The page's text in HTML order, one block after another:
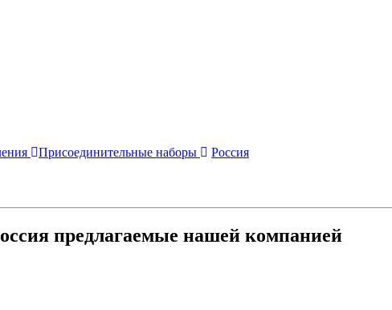
Присоединительные наборы Россия
предлагаемые нашей компанией